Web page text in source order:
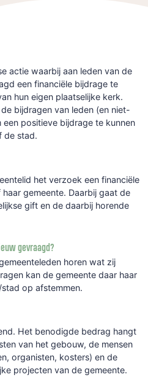
actie waarbij aan leden van de
een financiële bijdrage te
hun eigen plaatselijke kerk.
bijdragen van leden (en niet-
positieve bijdrage te kunnen
de stad.
het verzoek een financiële
gemeente. Daarbij gaat de
gift en de daarbij horende
gevraagd?
horen wat zij
kan de gemeente daar haar
op afstemmen.
Het benodigde bedrag hangt
van het gebouw, de mensen
organisten, kosters) en de
projecten van de gemeente.